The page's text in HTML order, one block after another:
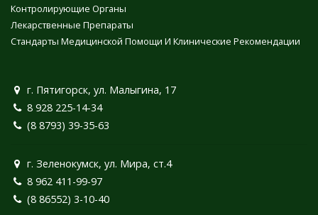
Контролирующие Органы
Лекарственные Препараты
Стандарты Медицинской Помощи И Клинические Рекомендации
г. Пятигорск, ул. Малыгина, 17
8 928 225-14-34
(8 8793) 39-35-63
г. Зеленокумск, ул. Мира, ст.4
8 962 411-99-97
(8 86552) 3-10-40